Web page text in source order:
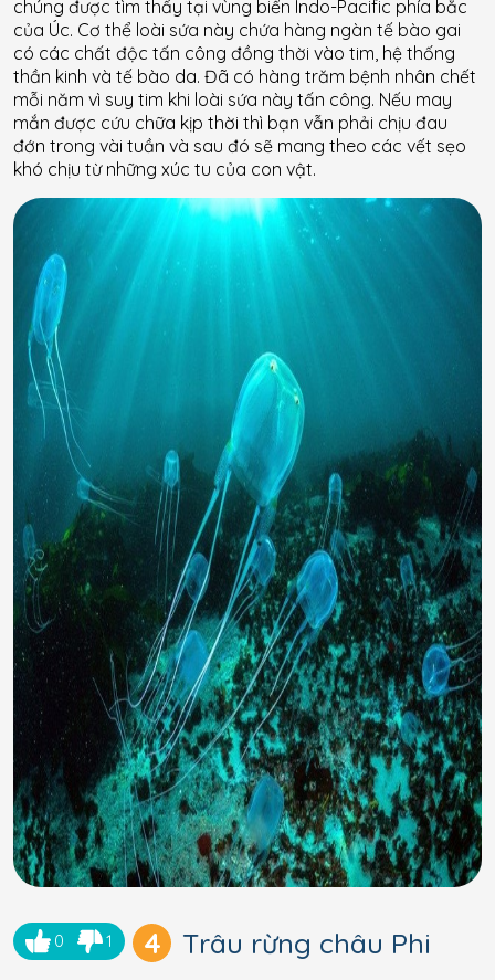
chúng được tìm thấy tại vùng biển Indo-Pacific phía bắc
của Úc. Cơ thể loài sứa này chứa hàng ngàn tế bào gai
có các chất độc tấn công đồng thời vào tim, hệ thống
thần kinh và tế bào da. Đã có hàng trăm bệnh nhân chết
mỗi năm vì suy tim khi loài sứa này tấn công. Nếu may
mắn được cứu chữa kịp thời thì bạn vẫn phải chịu đau
đớn trong vài tuần và sau đó sẽ mang theo các vết sẹo
khó chịu từ những xúc tu của con vật.
0 1 4 Trâu rừng châu Phi